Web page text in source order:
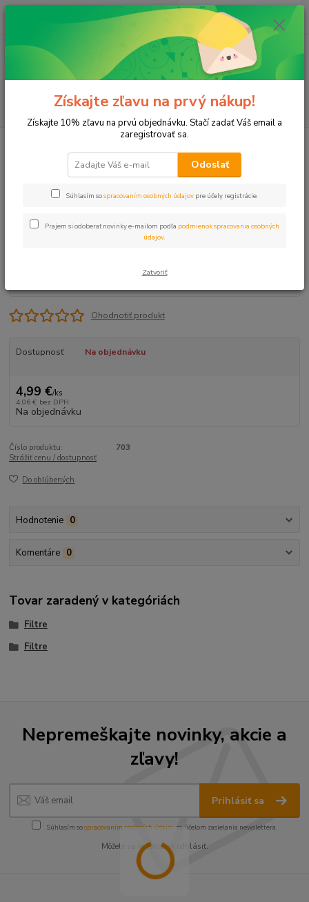
Menu
(Po-Pia, 8-17 hod.)
ks
za0 €
Filter kovový 3/4" VNZ/VNZ so sitkom
Filter kovový 3/4" VNZ/VNZ so
sitkom
Ohodnotiť produkt
Dostupnosť Na objednávku
4,99 €/ks
4,06 € bez DPH
Na objednávku
Číslo produktu:
703
Strážiť cenu / dostupnosť
Do obľúbených
Hodnotenie 0
Komentáre 0
Tovar zaradený v kategóriách
Filtre
Filtre
Nepremeškajte novinky, akcie a
zľavy!
Prihlásiť sa
Súhlasím sospracovaním osobných údajov za účelom zasielania newslettera.
Môžete sa kedykoľvek odhlásiť.
Získajte zľavu na prvý nákup!
Získajte 10% zľavu na prvú objednávku. Stačí zadať Váš email a
zaregistrovať sa.
Odoslať
Súhlasím sospracovaním osobných údajov pre účely registrácie.
Prajem si odoberať novinky e-mailom podľa podmienok spracovania osobných
údajov
Zatvoriť